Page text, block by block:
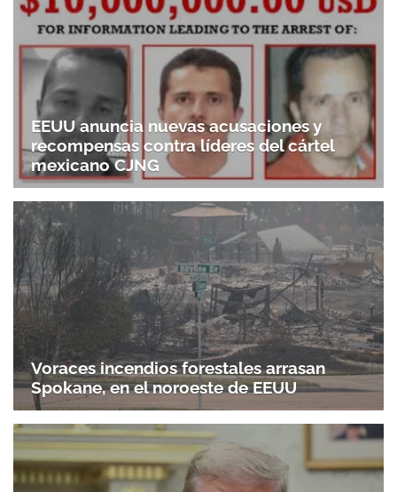
EEUU anuncia nuevas acusaciones y
recompensas contra líderes del cártel
mexicano CJNG
Voraces incendios forestales arrasan
Spokane, en el noroeste de EEUU